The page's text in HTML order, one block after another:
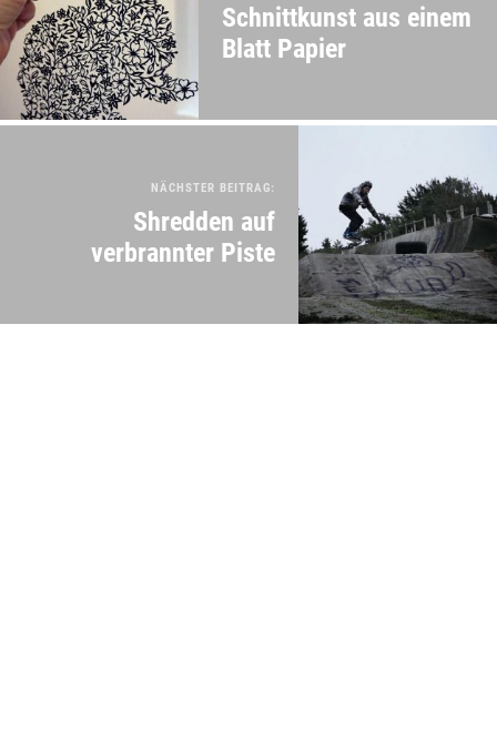
Schnittkunst aus einem
Blatt Papier
NÄCHSTER BEITRAG:
Shredden auf
verbrannter Piste